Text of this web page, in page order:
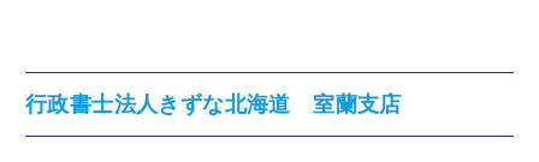
行政書士法人きずな北海道 室蘭支店